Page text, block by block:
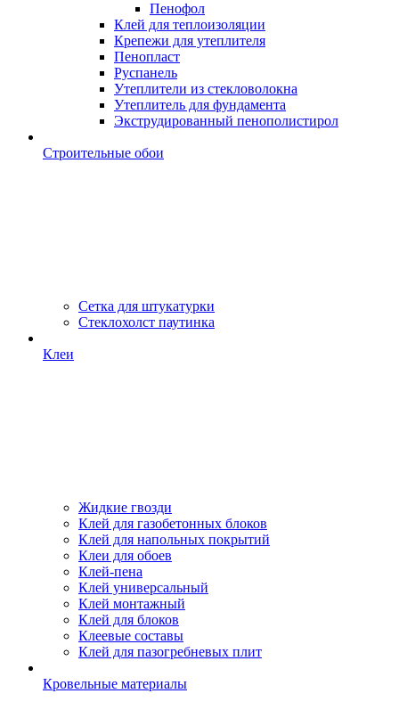
Пенофол
Клей для теплоизоляции
Крепежи для утеплителя
Пенопласт
Руспанель
Утеплители из стекловолокна
Утеплитель для фундамента
Экструдированный пенополистирол
Строительные обои
Сетка для штукатурки
Стеклохолст паутинка
Клеи
Жидкие гвозди
Клей для газобетонных блоков
Клей для напольных покрытий
Клеи для обоев
Клей-пена
Клей универсальный
Клей монтажный
Клей для блоков
Клеевые составы
Клей для пазогребневых плит
Кровельные материалы